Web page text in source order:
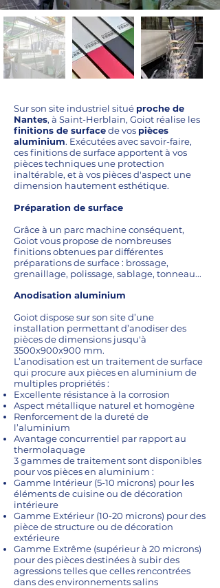
Sur son site industriel situé proche de
Nantes, à Saint-Herblain, Goiot réalise les
finitions de surfacede vos pièces
aluminium. Exécutées avec savoir-faire,
ces finitions de surface apportent à vos
pièces techniques une protection
inaltérable, et à vos pièces d'aspect une
dimension hautement esthétique.
Préparation de surface
Grâce à un parc machine conséquent,
Goiot vous propose de nombreuses
finitions obtenues par différentes
préparations de surface : brossage,
grenaillage, polissage, sablage, tonneau...
Anodisation aluminium
Goiot dispose sur son site d’une
installation permettant d’anodiser des
pièces de dimensions jusqu'à
3500x900x900 mm.
L’anodisation est un traitement de surface
qui procure aux pièces en aluminium de
multiples propriétés :
Excellente résistance à la corrosion
Aspect métallique naturel et homogène
Renforcement de la dureté de
l’aluminium
Avantage concurrentiel par rapport au
thermolaquage
3 gammes de traitement sont disponibles
pour vos pièces en aluminium :
Gamme Intérieur (5-10 microns) pour les
éléments de cuisine ou de décoration
intérieure
Gamme Extérieur (10-20 microns) pour des
pièce de structure ou de décoration
extérieure
Gamme Extrême (supérieur à 20 microns)
pour des pièces destinées à subir des
agressions telles que celles rencontrées
dans des environnements salins